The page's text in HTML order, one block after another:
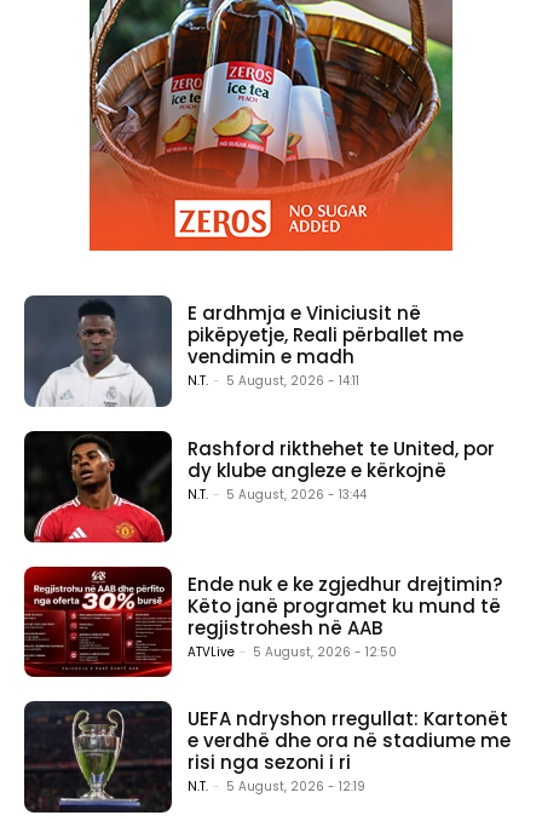
E ardhmja e Viniciusit në
pikëpyetje, Reali përballet me
vendimin e madh
N.T. - 5 August, 2026 - 14:11
Rashford rikthehet te United, por
dy klube angleze e kërkojnë
N.T. - 5 August, 2026 - 13:44
Ende nuk e ke zgjedhur drejtimin?
Këto janë programet ku mund të
regjistrohesh në AAB
ATVLive - 5 August, 2026 - 12:50
UEFA ndryshon rregullat: Kartonët
e verdhë dhe ora në stadiume me
risi nga sezoni i ri
N.T. - 5 August, 2026 - 12:19